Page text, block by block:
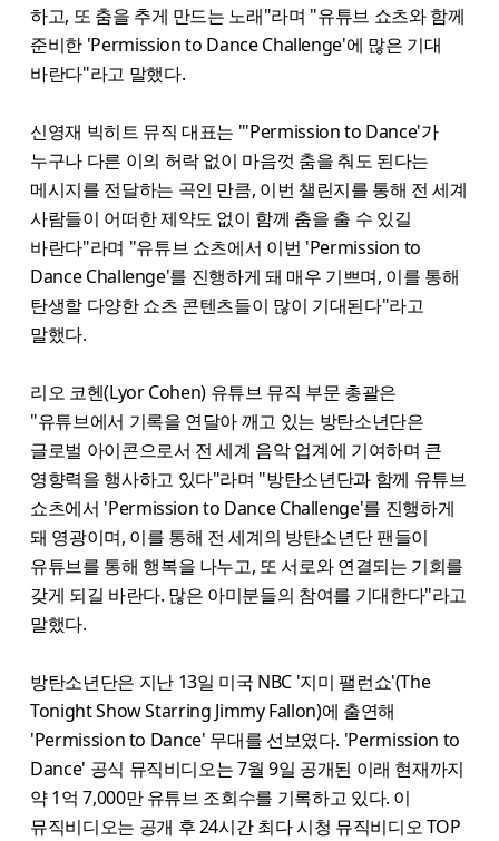
하고, 또 춤을 추게 만드는 노래"라며 "유튜브 쇼츠와 함께
준비한 'Permission to Dance Challenge'에 많은 기대
바란다"라고 말했다.
신영재 빅히트 뮤직 대표는 "'Permission to Dance'가
누구나 다른 이의 허락 없이 마음껏 춤을 춰도 된다는
메시지를 전달하는 곡인 만큼, 이번 챌린지를 통해 전 세계
사람들이 어떠한 제약도 없이 함께 춤을 출 수 있길
바란다"라며 "유튜브 쇼츠에서 이번 'Permission to
Dance Challenge'를 진행하게 돼 매우 기쁘며, 이를 통해
탄생할 다양한 쇼츠 콘텐츠들이 많이 기대된다"라고
말했다.
리오 코헨(Lyor Cohen) 유튜브 뮤직 부문 총괄은
"유튜브에서 기록을 연달아 깨고 있는 방탄소년단은
글로벌 아이콘으로서 전 세계 음악 업계에 기여하며 큰
영향력을 행사하고 있다"라며 "방탄소년단과 함께 유튜브
쇼츠에서 'Permission to Dance Challenge'를 진행하게
돼 영광이며, 이를 통해 전 세계의 방탄소년단 팬들이
유튜브를 통해 행복을 나누고, 또 서로와 연결되는 기회를
갖게 되길 바란다. 많은 아미분들의 참여를 기대한다"라고
말했다.
방탄소년단은 지난 13일 미국 NBC '지미 팰런쇼'(The
Tonight Show Starring Jimmy Fallon)에 출연해
'Permission to Dance' 무대를 선보였다. 'Permission to
Dance' 공식 뮤직비디오는 7월 9일 공개된 이래 현재까지
약 1억 7,000만 유튜브 조회수를 기록하고 있다. 이
뮤직비디오는 공개 후 24시간 최다 시청 뮤직비디오 TOP